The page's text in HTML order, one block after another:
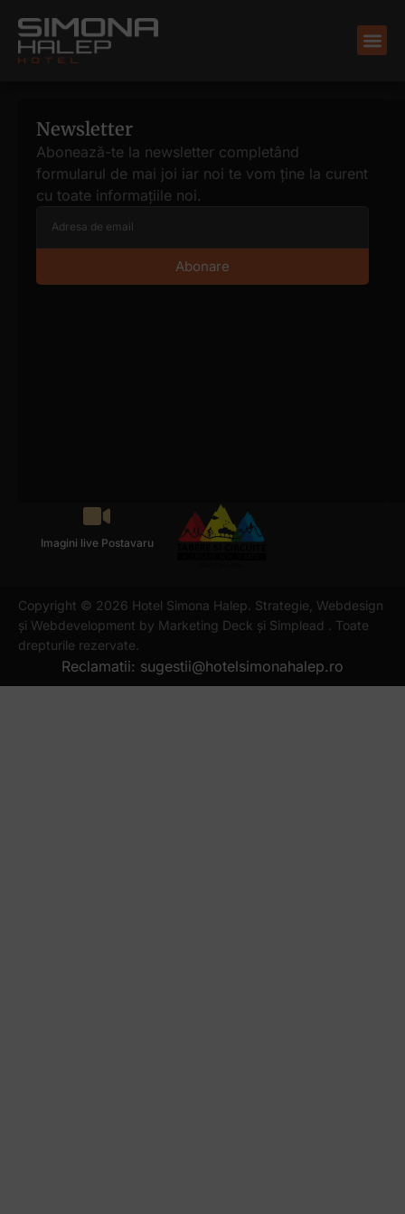
Newsletter
Abonează-te la newsletter completând
formularul de mai joi iar noi te vom ține la curent
cu toate informațiile noi.
Abonare
Imagini live Postavaru
Copyright © 2026 Hotel Simona Halep. Strategie, Webdesign
și Webdevelopment by Marketing Deck și Simplead
. Toate
drepturile rezervate.
Reclamatii: sugestii@hotelsimonahalep.ro